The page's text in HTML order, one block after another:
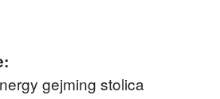
gejming stolica